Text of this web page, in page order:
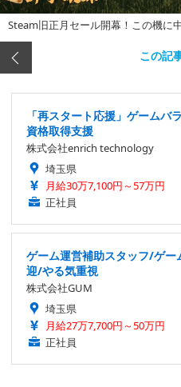
Steam旧正月セール開幕！この機に
この記
「再スタート応援」ゲーム
資格取得支援
株式会社enrich technology
埼玉県
月給30万7,100円～57万円
正社員
ゲーム運営補助スタッフ/ゲ
迎/やる気重視
株式会社GUM
埼玉県
月給27万7,700円～50万円
正社員